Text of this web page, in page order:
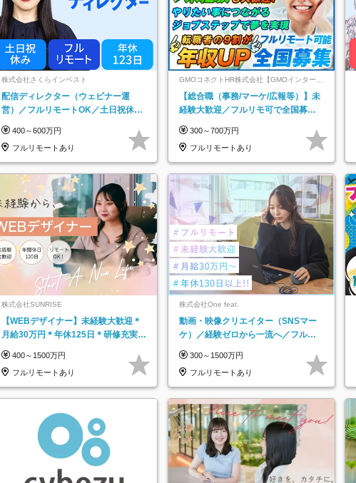
株式会社さくらインベスト
配信ディレクター（ウェビナー運
営）／フルリモートOK／土日祝休み
400～600万円
フルリモートあり
GMOコネクトHR株式会社【GMOインターネ
ットグループ】
【総合職（事務/マーケ/広報等）】未
経験大歓迎／フルリモ可で全国募
★
300～700万円
フルリモートあり
株式会社SUNRISE
【WEBデザイナー】未経験大歓迎＊
月給30万円＊年休125日＊研修充実＊
400～1500万円
フルリモートあり
株式会社One feat.
動画・映像クリエイター（SNSマー
ケ）／経験ゼロから一流へ／フルリ
日以上
300～1500万円
フルリモートあり